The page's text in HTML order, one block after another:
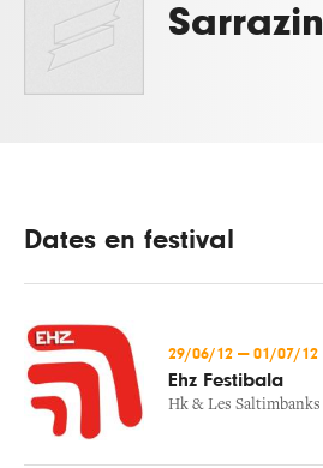
Sarrazin
Dates en festival
29/06/12 — 01/07/12
Ehz Festibala
Hk & Les Saltimbanks